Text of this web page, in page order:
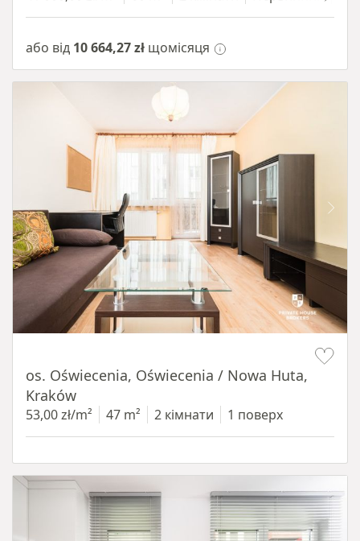
або від 10 664,27 zł щомісяця
os. Oświecenia, Oświecenia / Nowa Huta,
Kraków
53,00 zł/m² 47 m² 2 кімнати 1 поверх